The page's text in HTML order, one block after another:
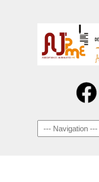
Navigation